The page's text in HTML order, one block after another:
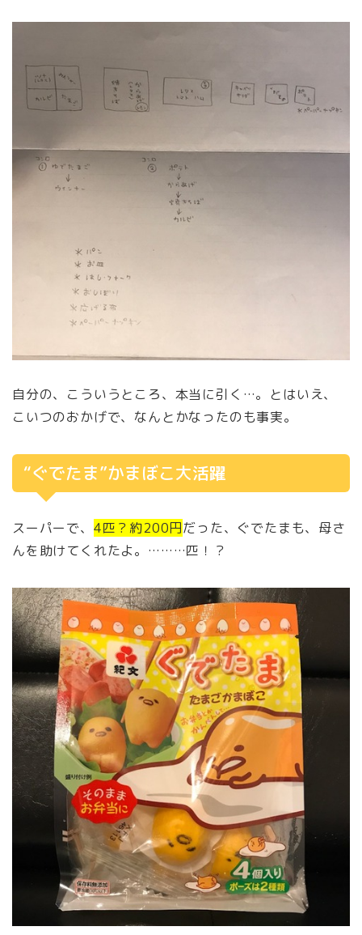
自分の、こういうところ、本当に引く…。とはいえ、
こいつのおかげで、なんとかなったのも事実。
“ぐでたま”かまぼこ大活躍
スーパーで、 4匹？約200円だった、ぐでたまも、母さ
んを助けてくれたよ。………匹！？